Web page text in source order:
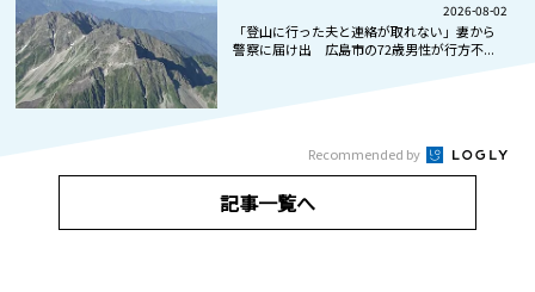
2026-08-02
「登山に行った夫と連絡が取れない」妻から
警察に届け出 広島市の72歳男性が行方不...
Recommended by
記事一覧へ